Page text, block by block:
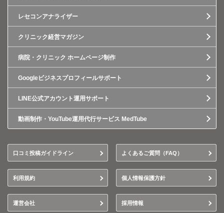
レセコンアナライザー
クリニック経営マガジン
病院・クリニック ホームページ制作
Googleビジネスプロフィールサポート
LINE公式アカウント運用サポート
動画制作・YouTube運用代行サービス MedTube
口コミ投稿ガイドライン よくあるご質問（FAQ）
利用規約 個人情報保護方針
運営会社 採用情報